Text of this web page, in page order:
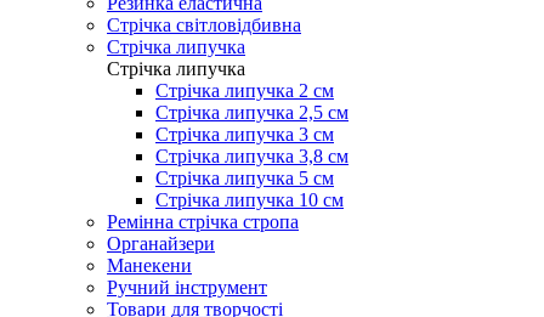
Стрічка світловідбивна
Стрічка липучка
Стрічка липучка
Стрічка липучка 2 см
Стрічка липучка 2,5 см
Стрічка липучка 3 см
Стрічка липучка 3,8 см
Стрічка липучка 5 см
Стрічка липучка 10 см
Ремінна стрічка стропа
Органайзери
Манекени
Ручний інструмент
Товари для творчості